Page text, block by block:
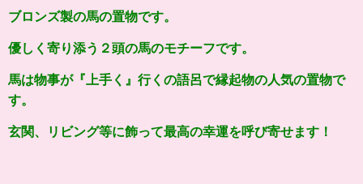
ブロンズ製の馬の置物です。
優しく寄り添う２頭の馬のモチーフです。
馬は物事が『上手く』行くの語呂で縁起物の人気の置物で
す。
玄関、リビング等に飾って最高の幸運を呼び寄せます！